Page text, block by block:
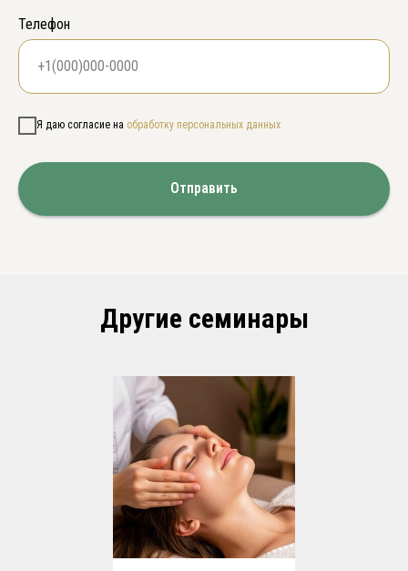
Телефон
Я даю согласие на обработку персональных данных
Отправить
Другие семинары